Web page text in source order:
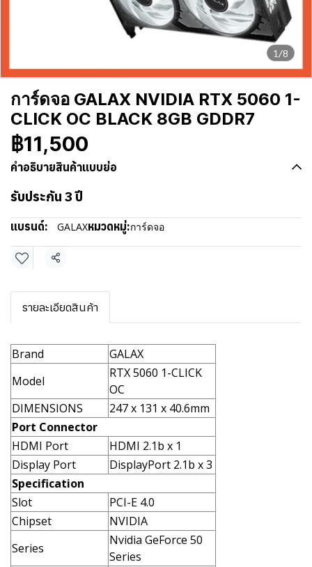
1/8
การ์ดจอ GALAX NVIDIA RTX 5060 1-
CLICK OC BLACK 8GB GDDR7
฿11,500
คำอธิบายสินค้าแบบย่อ
รับประกัน 3 ปี
แบรนด์: GALAXหมวดหมู่:การ์ดจอ
แชร์
รายละเอียดสินค้า
Brand
GALAX
Model
RTX 5060 1-CLICK
OC
DIMENSIONS
247 x 131 x 40.6mm
Port Connector
HDMI Port
HDMI 2.1b x 1
Display Port
DisplayPort 2.1b x 3
Specification
Slot
PCI-E 4.0
Chipset
NVIDIA
Series
Nvidia GeForce 50
Series